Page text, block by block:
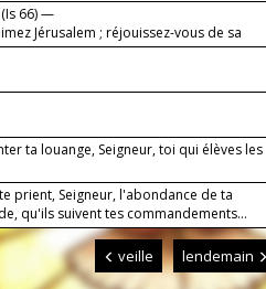
(Is 66) —
Jérusalem ; réjouissez-vous de sa
ta louange, Seigneur, toi qui élèves les
prient, Seigneur, l'abondance de ta
qu'ils suivent tes commandements...
veille lendemain